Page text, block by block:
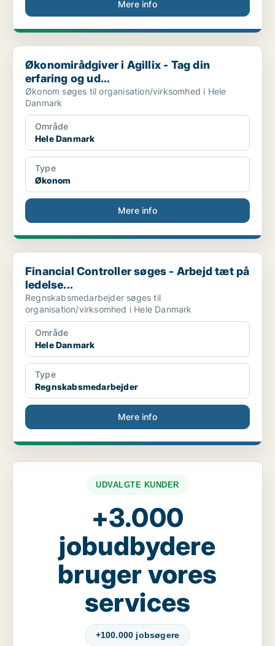
Mere info
Økonomirådgiver i Agillix - Tag din erfaring og ud...
Økonomirådgiver i Agillix - Tag din
erfaring og ud...
Økonom søges til organisation/virksomhed i Hele
Danmark
Område
Hele Danmark
Type
Økonom
Mere info
Financial Controller søges - Arbejd tæt på ledelse...
Financial Controller søges - Arbejd tæt på
ledelse...
Regnskabsmedarbejder søges til
organisation/virksomhed i Hele Danmark
Område
Hele Danmark
Type
Regnskabsmedarbejder
Mere info
UDVALGTE KUNDER
+3.000
jobudbydere
bruger vores
services
+100.000 jobsøgere